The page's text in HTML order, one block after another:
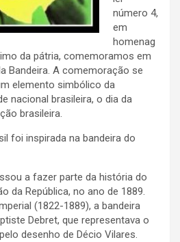
número 4,
em
homenag
da pátria, comemoramos em
Bandeira. A comemoração se
elemento simbólico da
nacional brasileira, o dia da
brasileira.
foi inspirada na bandeira do
a fazer parte da história do
da República, no ano de 1889.
(1822-1889), a bandeira
Debret, que representava o
desenho de Décio Vilares.